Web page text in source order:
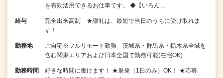
を有効活用できるお仕事です。 ◆【いろん…
給与
完全出来高制 ★謝礼は、最短で当日のうちに受け取れま
す！
勤務地
ご自宅※フルリモート勤務 茨城県・群馬県・栃木県全域を
含む関東エリアおよび日本全国で勤務可能(在宅OK)
勤務時間
好きな時間に働けます！ ★単発（1日のみ）OK！ ★応募